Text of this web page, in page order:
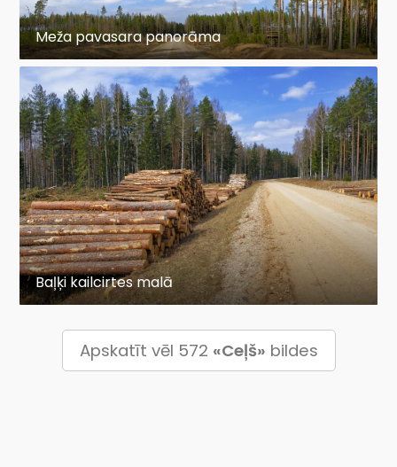
Meža pavasara panorāma
Baļķi kailcirtes malā
Apskatīt vēl 572 «Ceļš» bildes